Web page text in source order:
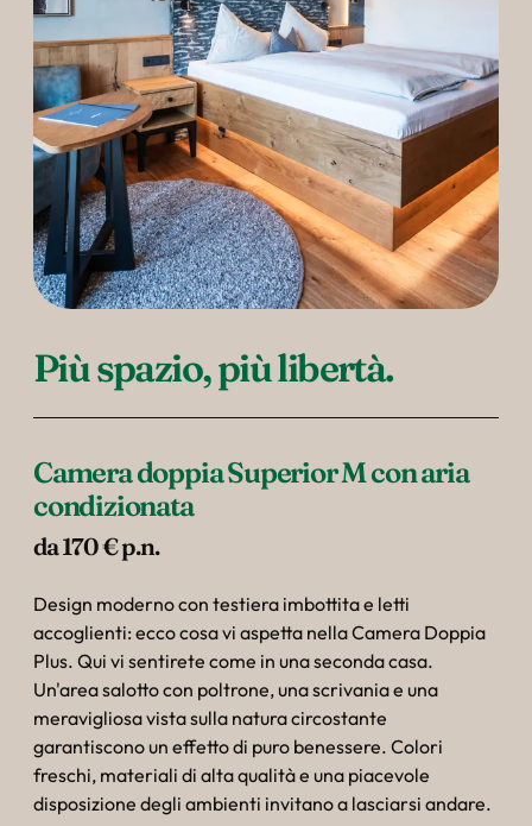
--
Più spazio, più libertà.
Camera doppia Superior M con aria
condizionata
da 170 € p.n.
Design moderno con testiera imbottita e letti
accoglienti: ecco cosa vi aspetta nella Camera Doppia
Plus. Qui vi sentirete come in una seconda casa.
Un'area salotto con poltrone, una scrivania e una
meravigliosa vista sulla natura circostante
garantiscono un effetto di puro benessere. Colori
freschi, materiali di alta qualità e una piacevole
disposizione degli ambienti invitano a lasciarsi andare.